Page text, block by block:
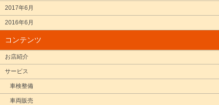
2017年6月
2016年6月
コンテンツ
お店紹介
サービス
車検整備
車両販売